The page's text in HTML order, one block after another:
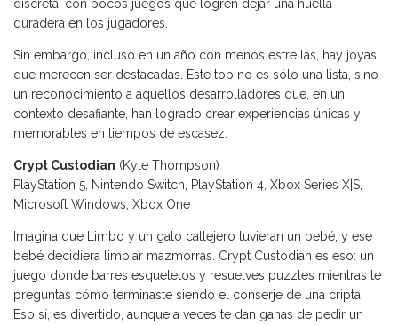
discreta, con pocos juegos que logren dejar una huella
duradera en los jugadores.
Sin embargo, incluso en un año con menos estrellas, hay joyas
que merecen ser destacadas. Este top no es sólo una lista, sino
un reconocimiento a aquellos desarrolladores que, en un
contexto desafiante, han logrado crear experiencias únicas y
memorables en tiempos de escasez.
Crypt Custodian (Kyle Thompson)
PlayStation 5, Nintendo Switch, PlayStation 4, Xbox Series X|S,
Microsoft Windows, Xbox One
Imagina que Limbo y un gato callejero tuvieran un bebé, y ese
bebé decidiera limpiar mazmorras. Crypt Custodian es eso: un
juego donde barres esqueletos y resuelves puzzles mientras te
preguntas cómo terminaste siendo el conserje de una cripta.
Eso sí, es divertido, aunque a veces te dan ganas de pedir un